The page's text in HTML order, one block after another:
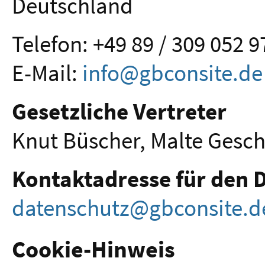
Telefon: +49 89 / 309 052
E-Mail: info@gbconsite.de
Gesetzliche Vertreter
Knut Büscher, Malte
Kontaktadresse für den
Cookie-Hinweis